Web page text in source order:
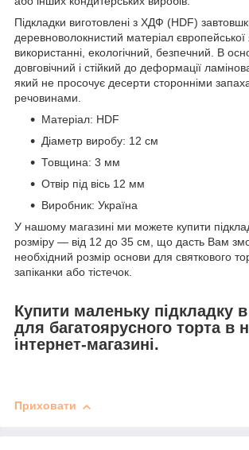
Підкладки виготовлені з ХДФ (HDF)
деревноволокнистий матеріал європейської
використанні, екологічний, безпечний. В
довговічний і стійкий до деформації
який не просочує десерти сторонніми
речовинами.
Матеріал: HDF
Діаметр виробу: 12 см
Товщина: 3 мм
Отвір під вісь 12 мм
Виробник: Україна
У нашому магазині ми можете купити
розміру — від 12 до 35 см, що дасть Вам
необхідний розмір основи для святкового
запіканки або тістечок.
Купити маленьку підкладку
для багатоярусного торта в
інтернет-магазині.
Приховати